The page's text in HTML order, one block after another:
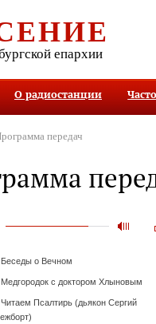
епархии
О радиостанции
передач
о Вечном
с доктором Хлыновым
Псалтирь (дьякон Сергий